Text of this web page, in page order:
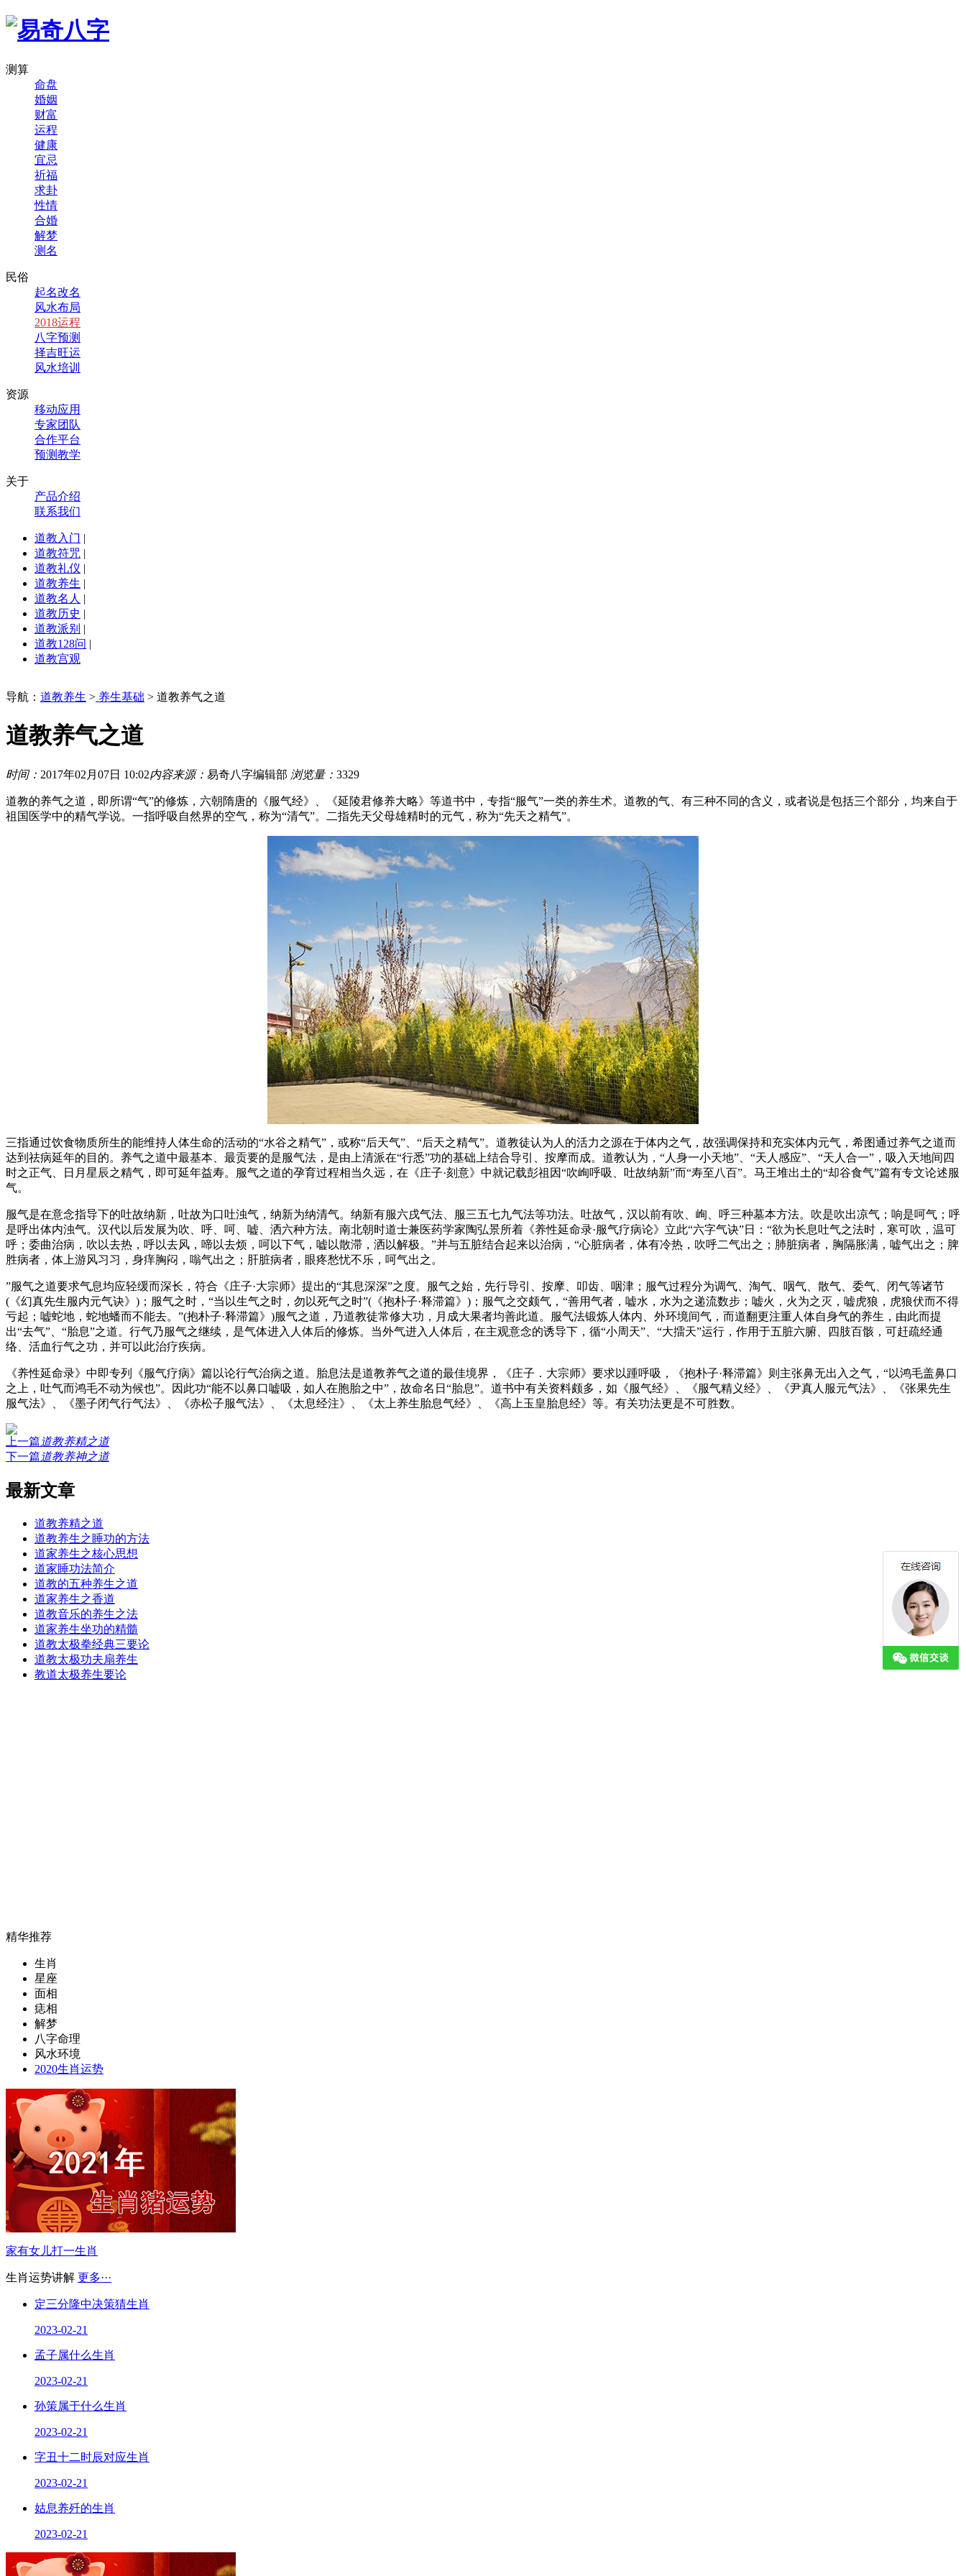
测算
命盘
婚姻
财富
运程
健康
宜忌
祈福
求卦
性情
合婚
解梦
测名
民俗
起名改名
风水布局
2018运程
八字预测
择吉旺运
风水培训
资源
移动应用
专家团队
合作平台
预测教学
关于
产品介绍
联系我们
道教入门 |
道教符咒 |
道教礼仪 |
道教养生 |
道教名人 |
道教历史 |
道教派别 |
道教128问 |
道教宫观
导航： 道教养生 > 养生基础 > 道教养气之道
道教养气之道
时间： 2017年02月07日 10:02内容来源： 易奇八字编辑部 浏览量： 3329
道教的养气之道，即所谓“气”的修炼，六朝隋唐的《服气经》、《延陵君修养大略》等道书中，专指“服气”一类的养生术。道教的气、有三种不同的含义，或者说是包括三个部分，均来自于
祖国医学中的精气学说。一指呼吸自然界的空气，称为“清气”。二指先天父母雄精时的元气，称为“先天之精气”。
三指通过饮食物质所生的能维持人体生命的活动的“水谷之精气”，或称“后天气”、“后天之精气”。道教徒认为人的活力之源在于体内之气，故强调保持和充实体内元气，希图通过养气之道而
达到祛病延年的目的。养气之道中最基本、最贡要的是服气法，是由上清派在“行悉”功的基础上结合导引、按摩而成。道教认为，“人身一小天地”、“天人感应”、“天人合一”，吸入天地间四
时之正气、日月星辰之精气，即可延年益寿。服气之道的孕育过程相当久远，在《庄子·刻意》中就记载彭祖因“吹峋呼吸、吐故纳新”而“寿至八百”。马王堆出土的“却谷食气”篇有专文论述服
气。
服气是在意念指导下的吐故纳新，吐故为口吐浊气，纳新为纳清气。纳新有服六戌气法、服三五七九气法等功法。吐故气，汉以前有吹、峋、呼三种墓本方法。吹是吹出凉气；响是呵气；呼
是呼出体内浊气。汉代以后发展为吹、呼、呵、嘘、洒六种方法。南北朝时道士兼医药学家陶弘景所着《养性延命录·服气疗病论》立此“六字气诀”日：“欲为长息吐气之法时，寒可吹，温可
呼；委曲治病，吹以去热，呼以去风，啼以去烦，呵以下气，嘘以散滞，洒以解极。”并与五脏结合起来以治病，“心脏病者，体有冷热，吹呼二气出之；肺脏病者，胸隔胀满，嘘气出之；脾
胜病者，体上游风习习，身痒胸闷，嗡气出之；肝脏病者，眼疼愁忧不乐，呵气出之。
”服气之道要求气息均应轻缓而深长，符合《庄子·大宗师》提出的“其息深深”之度。服气之始，先行导引、按摩、叩齿、咽津；服气过程分为调气、淘气、咽气、散气、委气、闭气等诸节
(《幻真先生服内元气诀》)；服气之时，“当以生气之时，勿以死气之时”(《抱朴子·释滞篇》)；服气之交颇气，“善用气者，嘘水，水为之递流数步；嘘火，火为之灭，嘘虎狼，虎狼伏而不得
亏起；嘘蛇地，蛇地蟠而不能去。”(抱朴子·释滞篇》)服气之道，乃道教徒常修大功，月成大果者均善此道。服气法锻炼人体内、外环境间气，而道翻更注重人体自身气的养生，由此而提
出“去气”、“胎息”之道。行气乃服气之继续，是气体进入人体后的修炼。当外气进入人体后，在主观意念的诱导下，循“小周天”、“大擂天”运行，作用于五脏六腑、四肢百骸，可赶疏经通
络、活血行气之功，并可以此治疗疾病。
《养性延命录》中即专列《服气疗病》篇以论行气治病之道。胎息法是道教养气之道的最佳境界，《庄子．大宗师》要求以踵呼吸，《抱朴子·释滞篇》则主张鼻无出入之气，“以鸿毛盖鼻口
之上，吐气而鸿毛不动为候也”。因此功“能不以鼻口嘘吸，如人在胞胎之中”，故命名日“胎息”。道书中有关资料颇多，如《服气经》、《服气精义经》、《尹真人服元气法》、《张果先生
服气法》、《墨子闭气行气法》、《赤松子服气法》、《太息经注》、《太上养生胎息气经》、《高上玉皇胎息经》等。有关功法更是不可胜数。
上一篇道教养精之道
下一篇道教养神之道
最新文章
道教养精之道
道教养生之睡功的方法
道家养生之核心思想
道家睡功法简介
道教的五种养生之道
道家养生之香道
道教音乐的养生之法
道家养生坐功的精髓
道教太极拳经典三要论
道教太极功夫扇养生
教道太极养生要论
精华推荐
生肖
星座
面相
痣相
解梦
八字命理
风水环境
2020生肖运势
家有女儿打一生肖
生肖运势讲解 更多···
定三分隆中决策猜生肖
2023-02-21
孟子属什么生肖
2023-02-21
孙策属于什么生肖
2023-02-21
字丑十二时辰对应生肖
2023-02-21
姑息养歼的生肖
2023-02-21